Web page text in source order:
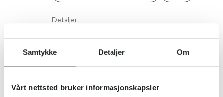
Samtykke Detaljer Om
Vårt nettsted bruker informasjonskapsler
Detaljer
Rundskriv, uttalelser,
Helsedirektoratet